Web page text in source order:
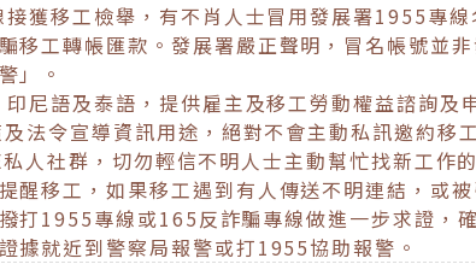
移工檢舉，有不肖人士冒用發展署1955專線
移工轉帳匯款。發展署嚴正聲明，冒名帳號並
」。
語及泰語，提供雇主及移工勞動權益諮詢及
法令宣導資訊用途，絕對不會主動私訊邀約移
社群，切勿輕信不明人士主動幫忙找新工作
移工，如果移工遇到有人傳送不明連結，或
打1955專線或165反詐騙專線做進一步求證，
據就近到警察局報警或打1955協助報警。